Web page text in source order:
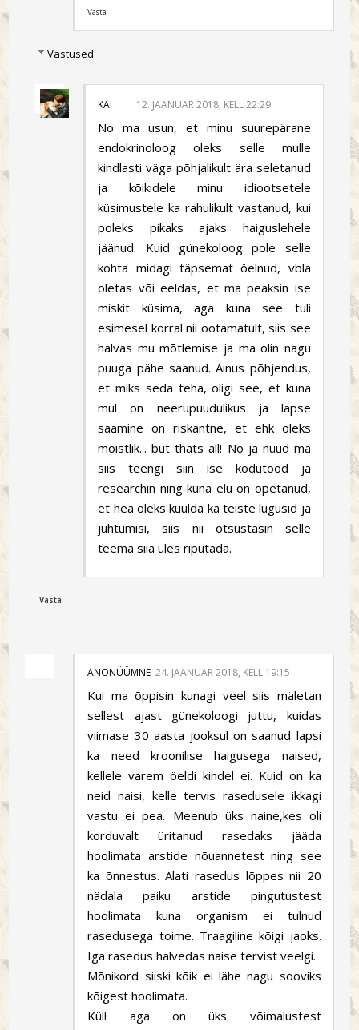
Vasta
Vastused
KAI 12. JAANUAR 2018, KELL 22:29
No ma usun, et minu suurepärane
endokrinoloog oleks selle mulle
kindlasti väga põhjalikult ära seletanud
ja kõikidele minu idiootsetele
küsimustele ka rahulikult vastanud, kui
poleks pikaks ajaks haiguslehele
jäänud. Kuid günekoloog pole selle
kohta midagi täpsemat öelnud, vbla
oletas või eeldas, et ma peaksin ise
miskit küsima, aga kuna see tuli
esimesel korral nii ootamatult, siis see
halvas mu mõtlemise ja ma olin nagu
puuga pähe saanud. Ainus põhjendus,
et miks seda teha, oligi see, et kuna
mul on neerupuudulikus ja lapse
saamine on riskantne, et ehk oleks
mõistlik... but thats all! No ja nüüd ma
siis teengi siin ise kodutööd ja
researchin ning kuna elu on õpetanud,
et hea oleks kuulda ka teiste lugusid ja
juhtumisi, siis nii otsustasin selle
teema siia üles riputada.
Vasta
ANONÜÜMNE 24. JAANUAR 2018, KELL 19:15
Kui ma õppisin kunagi veel siis mäletan
sellest ajast günekoloogi juttu, kuidas
viimase 30 aasta jooksul on saanud lapsi
ka need kroonilise haigusega naised,
kellele varem öeldi kindel ei. Kuid on ka
neid naisi, kelle tervis rasedusele ikkagi
vastu ei pea. Meenub üks naine,kes oli
korduvalt üritanud rasedaks jääda
hoolimata arstide nõuannetest ning see
ka õnnestus. Alati rasedus lõppes nii 20
nädala paiku arstide pingutustest
hoolimata kuna organism ei tulnud
rasedusega toime. Traagiline kõigi jaoks.
Iga rasedus halvedas naise tervist veelgi.
Mõnikord siiski kõik ei lähe nagu sooviks
kõigest hoolimata.
Küll aga on üks võimalustest